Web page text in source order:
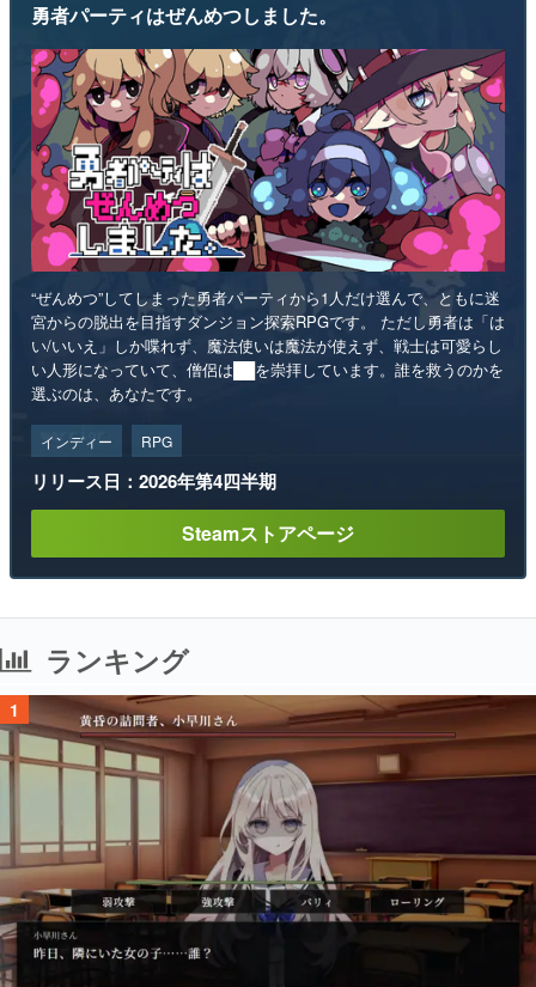
勇者パーティはぜんめつしました。
“ぜんめつ”してしまった勇者パーティから1人だけ選んで、ともに迷
宮からの脱出を目指すダンジョン探索RPGです。 ただし勇者は「は
い/いいえ」しか喋れず、魔法使いは魔法が使えず、戦士は可愛らし
い人形になっていて、僧侶は██を崇拝しています。誰を救うのかを
選ぶのは、あなたです。
インディー RPG
リリース日：2026年第4四半期
Steamストアページ
ランキング
1